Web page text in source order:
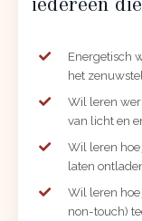
iedereen
Energetisch
het
Wil leren
van licht en
Wil leren
laten
Wil leren
non-touch)